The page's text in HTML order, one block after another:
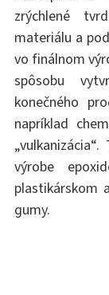
zrýchlené
materiálu a
vo finálnom
spôsobu
konečného
napríklad
výrobe
plastikárskom
gumy.